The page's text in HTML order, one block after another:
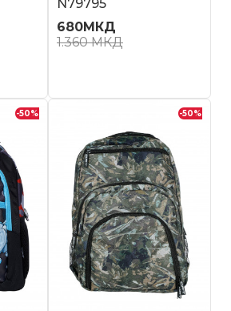
N79795
680МКД
1.360МКД
-50% -50%